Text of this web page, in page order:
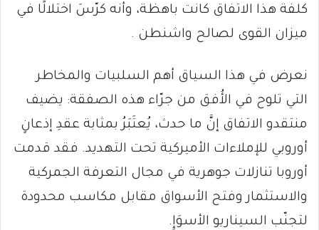
كلفة هذا الاتفاق كانت باهظة، وأنه كرّسَ اختلالًا في
ميزان القوى لصالح واشنطن .
نعرض في هذا السياق أهم السلبيات والمخاطر
التي تلوح في الأُفق من جرّاء هذه الصفقة: يضيف
منتقدو الاتفاق إنَّ ما حدث، يُعتَبَرُ بمثابة عقدِ إذعانٍ
أوروبي للإملاءات الأميركية تحت التهديد. فقد قدمت
أوروبا تنازلات جوهرية في مجال التعرفة الجمركية
والاستثمار وفتح الأسواق مقابل مكاسب محدودة
لتجنّب السيناريو الأسوَإِ.